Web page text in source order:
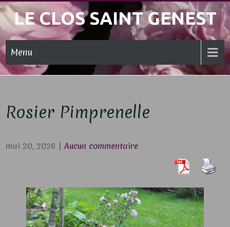
Skip
to
content
LE CLOS SAINT GENEST
Menu
Rosier Pimprenelle
mai 20, 2026 |Aucun commentaire